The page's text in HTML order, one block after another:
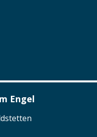
Engel